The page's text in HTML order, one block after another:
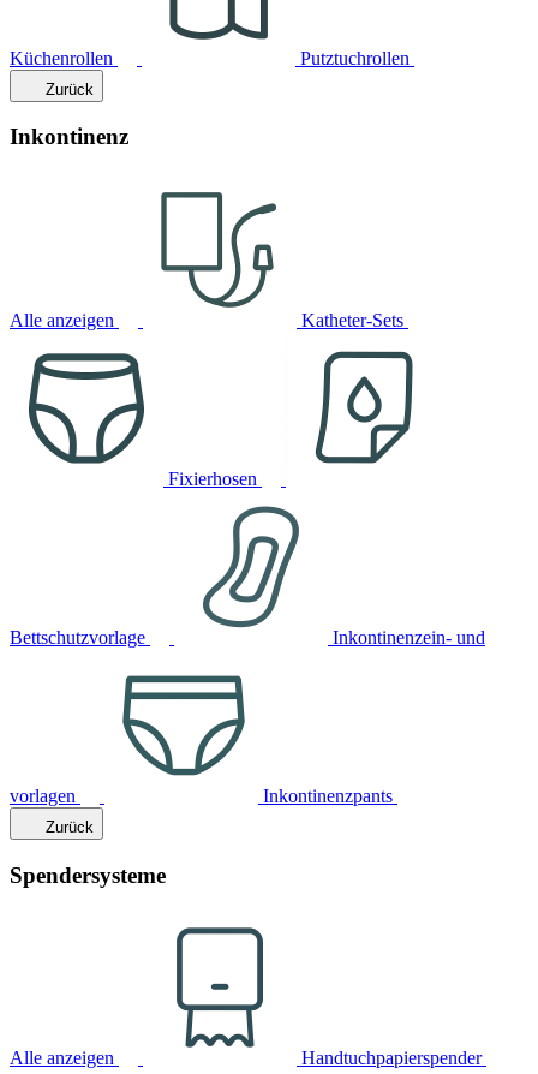
Küchenrollen Putztuchrollen
Zurück
Inkontinenz
Alle anzeigen Katheter-Sets
Fixierhosen
Bettschutzvorlage Inkontinenzein- und
vorlagen Inkontinenzpants
Zurück
Spendersysteme
Alle anzeigen Handtuchpapierspender